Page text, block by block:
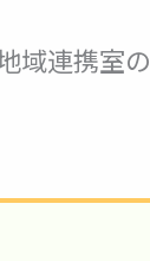
域連携室の